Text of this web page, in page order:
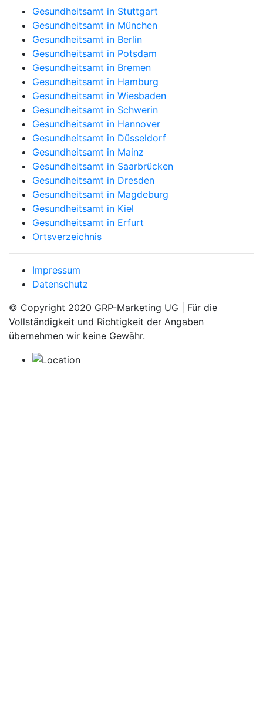
Gesundheitsamt in Stuttgart
Gesundheitsamt in München
Gesundheitsamt in Berlin
Gesundheitsamt in Potsdam
Gesundheitsamt in Bremen
Gesundheitsamt in Hamburg
Gesundheitsamt in Wiesbaden
Gesundheitsamt in Schwerin
Gesundheitsamt in Hannover
Gesundheitsamt in Düsseldorf
Gesundheitsamt in Mainz
Gesundheitsamt in Saarbrücken
Gesundheitsamt in Dresden
Gesundheitsamt in Magdeburg
Gesundheitsamt in Kiel
Gesundheitsamt in Erfurt
Ortsverzeichnis
Impressum
Datenschutz
© Copyright 2020 GRP-Marketing UG | Für die
Vollständigkeit und Richtigkeit der Angaben
übernehmen wir keine Gewähr.